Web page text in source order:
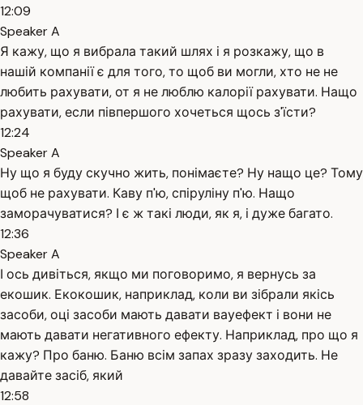
12:09
Speaker A
Я кажу, що я вибрала такий шлях і я розкажу, що в
нашій компанії є для того, то щоб ви могли, хто не не
любить рахувати, от я не люблю калорії рахувати. Нащо
рахувати, если півпершого хочеться щось з'їсти?
12:24
Speaker A
Ну що я буду скучно жить, понімаєте? Ну нащо це? Тому
щоб не рахувати. Каву п'ю, спіруліну п'ю. Нащо
заморачуватися? І є ж такі люди, як я, і дуже багато.
12:36
Speaker A
І ось дивіться, якщо ми поговоримо, я вернусь за
екошик. Екокошик, наприклад, коли ви зібрали якісь
засоби, оці засоби мають давати вауефект і вони не
мають давати негативного ефекту. Наприклад, про що я
кажу? Про баню. Баню всім запах зразу заходить. Не
давайте засіб, який
12:58